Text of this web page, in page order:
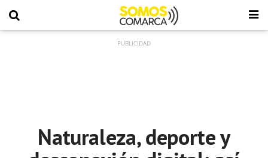
Naturaleza, deporte y